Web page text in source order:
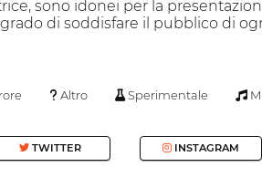
sono idonei per la
di soddisfare il pubblico di
Altro Sperimentale
TWITTER INSTAGRAM